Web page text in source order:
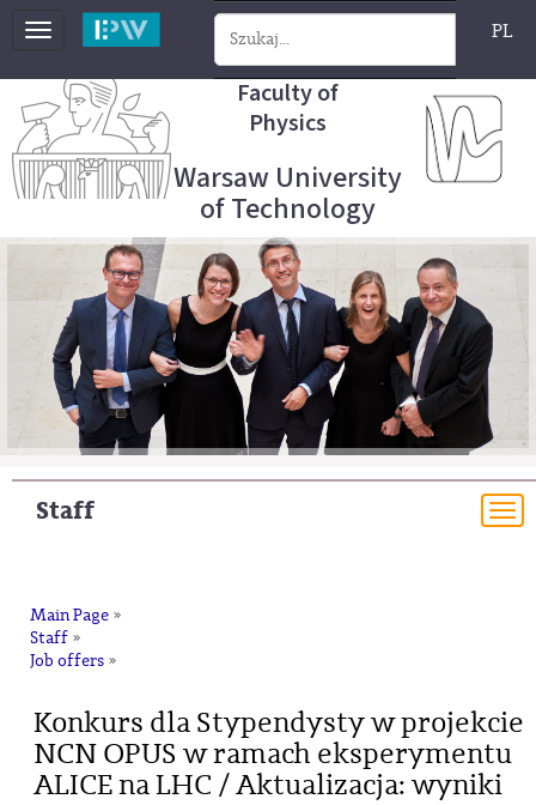
Toggle
PL
Faculty of
Physics
Warsaw University
of Technology
Staff
Main Page »
Staff »
Job offers »
Konkurs dla Stypendysty w projekcie
NCN OPUS w ramach eksperymentu
ALICE na LHC / Aktualizacja: wyniki